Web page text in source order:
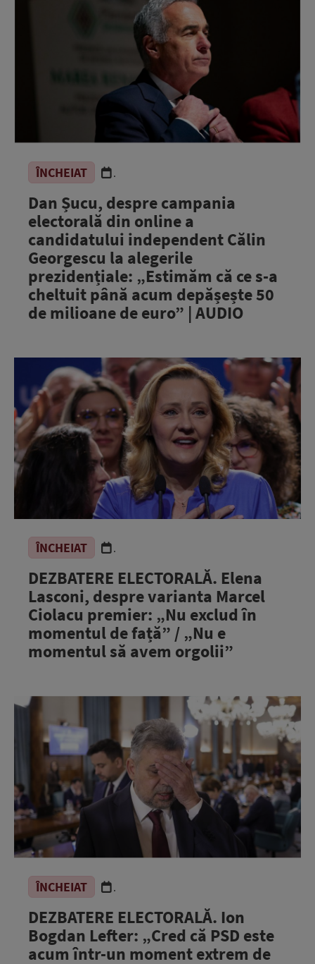
ÎNCHEIAT .
Dan Șucu, despre campania
electorală din online a
candidatului independent Călin
Georgescu la alegerile
prezidențiale: „Estimăm că ce s-a
cheltuit până acum depășește 50
de milioane de euro” | AUDIO
ÎNCHEIAT .
DEZBATERE ELECTORALĂ. Elena
Lasconi, despre varianta Marcel
Ciolacu premier: „Nu exclud în
momentul de față” / „Nu e
momentul să avem orgolii”
ÎNCHEIAT .
DEZBATERE ELECTORALĂ. Ion
Bogdan Lefter: „Cred că PSD este
acum într-un moment extrem de